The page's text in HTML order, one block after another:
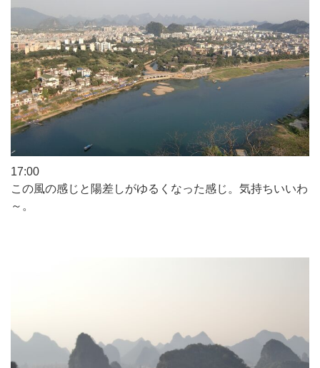
17:00
この風の感じと陽差しがゆるくなった感じ。気持ちいいわ
～。